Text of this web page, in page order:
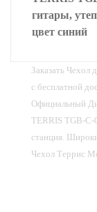
гитары,
цвет синий
Заказать Чехол
с бесплатной
Официальный
TERRIS TGB-C-
станция.
Чехол Террис